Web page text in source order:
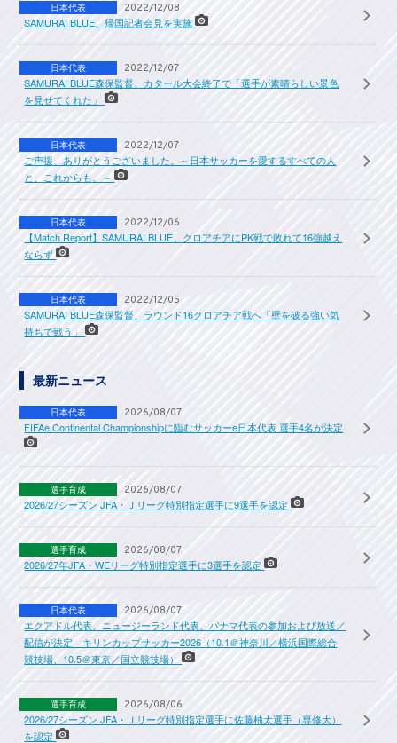
日本代表 2022/12/08
SAMURAI BLUE、帰国記者会見を実施
日本代表 2022/12/07
SAMURAI BLUE森保監督、カタール大会終了で「選手が素晴らしい景色
を見せてくれた」
日本代表 2022/12/07
ご声援、ありがとうございました。～日本サッカーを愛するすべての人
と、これからも。～
日本代表 2022/12/06
【Match Report】SAMURAI BLUE、クロアチアにPK戦で敗れて16強越え
ならず
日本代表 2022/12/05
SAMURAI BLUE森保監督、ラウンド16クロアチア戦へ「壁を破る強い気
持ちで戦う」
最新ニュース
日本代表 2026/08/07
FIFAe Continental Championshipに臨むサッカーe日本代表 選手4名が決定
選手育成 2026/08/07
2026/27シーズン JFA・Ｊリーグ特別指定選手に9選手を認定
選手育成 2026/08/07
2026/27年JFA・WEリーグ特別指定選手に3選手を認定
日本代表 2026/08/07
エクアドル代表、ニュージーランド代表、パナマ代表の参加および放送／
配信が決定 キリンカップサッカー2026（10.1＠神奈川／横浜国際総合
競技場、10.5＠東京／国立競技場）
選手育成 2026/08/06
2026/27シーズン JFA・Ｊリーグ特別指定選手に佐藤柚太選手（専修大）
を認定